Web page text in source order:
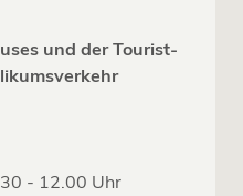
und der Tourist-
- 12.00 Uhr